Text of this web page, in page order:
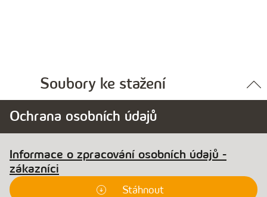
Soubory ke stažení
Ochrana osobních údajů
Informace o zpracování osobních údajů -
zákazníci
Stáhnout